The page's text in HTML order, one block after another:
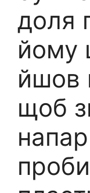
доля
йому
йшов
щоб